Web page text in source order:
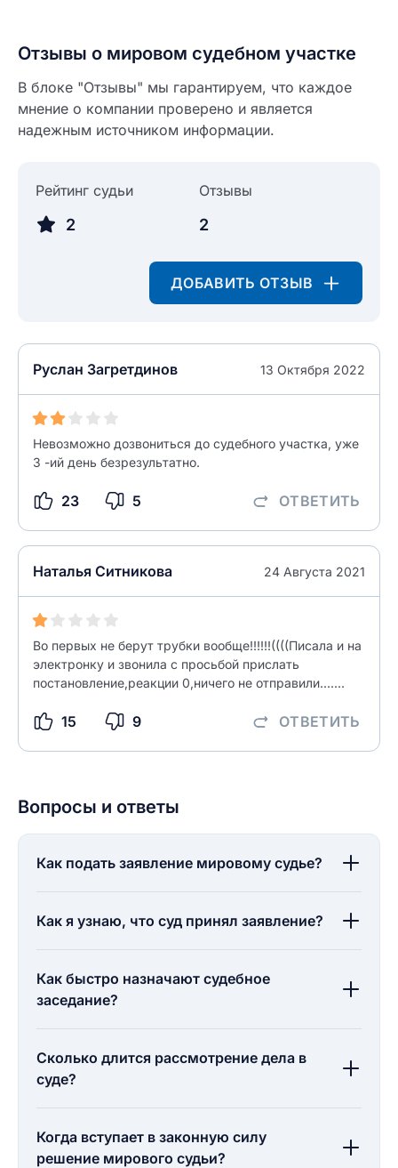
Отзывы о мировом судебном участке
В блоке "Отзывы" мы гарантируем, что каждое
мнение о компании проверено и является
надежным источником информации.
Рейтинг судьи
2
Отзывы
2
ДОБАВИТЬ ОТЗЫВ
Руслан Загретдинов 13 Октября 2022
Невозможно дозвониться до судебного участка, уже
3 -ий день безрезультатно.
23 5 ОТВЕТИТЬ
Наталья Ситникова 24 Августа 2021
Во первых не берут трубки вообще!!!!!!((((Писала и на
электронку и звонила с просьбой прислать
постановление,реакции 0,ничего не отправили.......
15 9 ОТВЕТИТЬ
Введите свое имя
Введите свой e-mail
0/500
Как вы оцените судебный участок?
разрешить публикацию отзыва
ОСТАВИТЬ ОТЗЫВ
Введите свой номер телефона
0/500
Вопросы и ответы
Как подать заявление мировому судье?
Как я узнаю, что суд принял заявление?
Как быстро назначают судебное
заседание?
Сколько длится рассмотрение дела в
суде?
Когда вступает в законную силу
решение мирового судьи?
Название населенного пункта
НАЙТИ МЕНЯ
ЗАКРЫТЬ